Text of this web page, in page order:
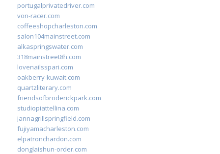
portugalprivatedriver.com
von-racer.com
coffeeshopcharleston.com
salon104mainstreet.com
alkaspringswater.com
318mainstreet8h.com
lovenailsspari.com
oakberry-kuwait.com
quartzliterary.com
friendsofbroderickpark.com
studiopiattellina.com
jannagrillspringfield.com
fujiyamacharleston.com
elpatronchardon.com
donglaishun-order.com